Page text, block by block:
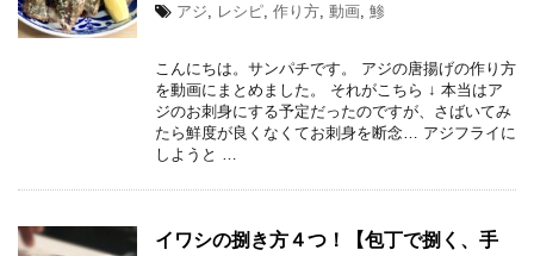
アジ, レシピ, 作り方, 動画, 鯵
こんにちは。サンパチです。 アジの唐揚げの作り方
を動画にまとめました。 それがこちら ↓ 本当はア
ジのお刺身にする予定だったのですが、さばいてみ
たら鮮度が良くなくてお刺身を断念… アジフライに
しようと …
イワシの捌き方４つ！【包丁で捌く、手